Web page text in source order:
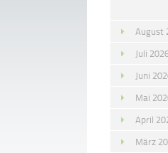
August
Juli
Juni
Mai
April
März